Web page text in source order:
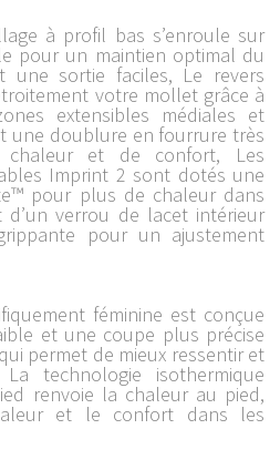
à profil bas s’enroule sur
pour un maintien optimal du
sortie faciles, Le revers
votre mollet grâce à
extensibles médiales et
une doublure en fourrure très
et de confort, Les
Imprint 2 sont dotés une
pour plus de chaleur dans
verrou de lacet intérieur
pour un ajustement
féminine est conçue
et une coupe plus précise
permet de mieux ressentir et
technologie isothermique
renvoie la chaleur au pied,
et le confort dans les